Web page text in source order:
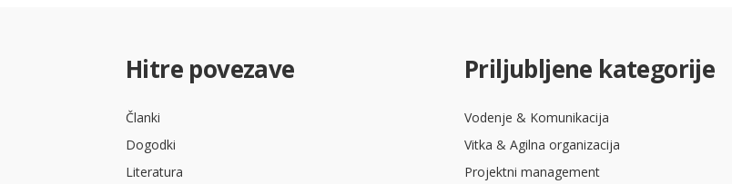
Hitre povezave
Članki
Dogodki
Literatura
Priljubljene kategorije
Vodenje & Komunikacija
Vitka & Agilna organizacija
Projektni management